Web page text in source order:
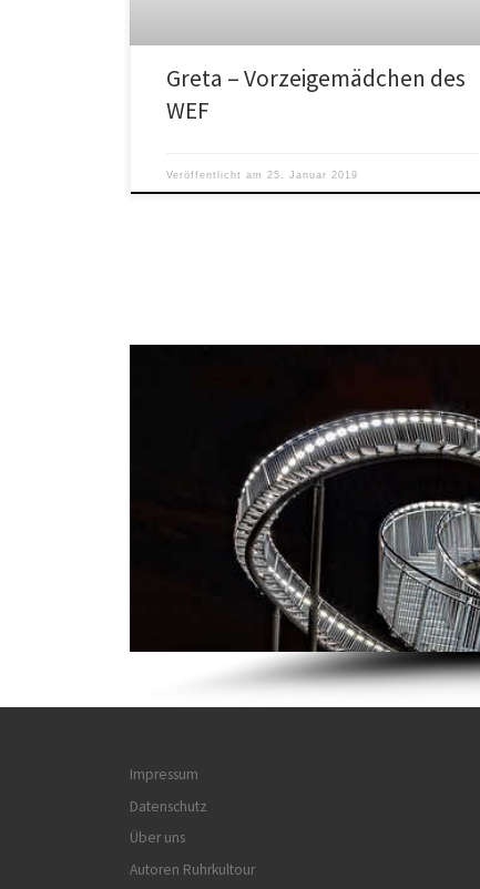
Greta – Vorzeigemädchen des
WEF
Veröffentlicht am25. Januar 2019
Impressum
Datenschutz
Über uns
Autoren Ruhrkultour